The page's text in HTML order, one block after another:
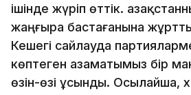
ішінде жүріп өттік.
жаңғыра бастағанына
Кешегі сайлауда
көптеген азаматымыз бір
өзін-өзі ұсынды. Осылайша,